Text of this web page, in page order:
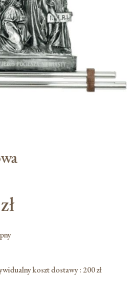
zł
koszt dostawy : 200 zł